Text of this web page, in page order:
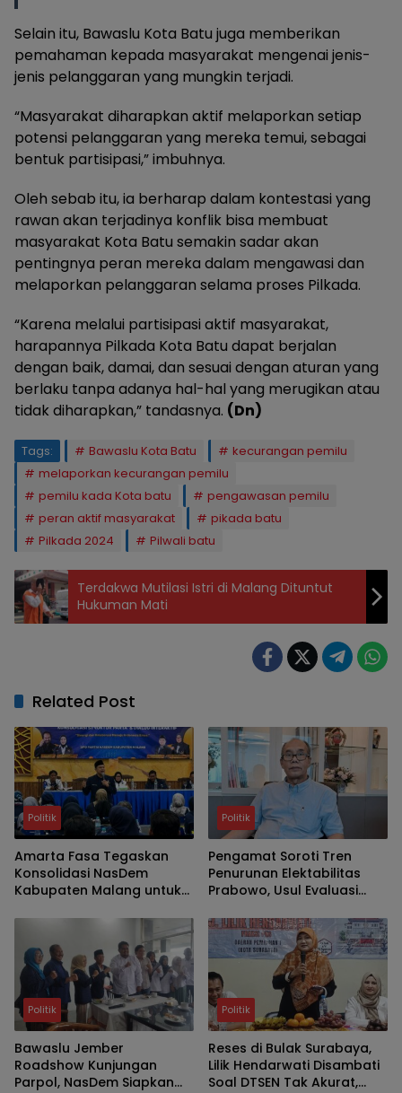
Selain itu, Bawaslu Kota Batu juga memberikan
pemahaman kepada masyarakat mengenai jenis-
jenis pelanggaran yang mungkin terjadi.
“Masyarakat diharapkan aktif melaporkan setiap
potensi pelanggaran yang mereka temui, sebagai
bentuk partisipasi,” imbuhnya.
Oleh sebab itu, ia berharap dalam kontestasi yang
rawan akan terjadinya konflik bisa membuat
masyarakat Kota Batu semakin sadar akan
pentingnya peran mereka dalam mengawasi dan
melaporkan pelanggaran selama proses Pilkada.
“Karena melalui partisipasi aktif masyarakat,
harapannya Pilkada Kota Batu dapat berjalan
dengan baik, damai, dan sesuai dengan aturan yang
berlaku tanpa adanya hal-hal yang merugikan atau
tidak diharapkan,” tandasnya. (Dn)
Tags: Bawaslu Kota Batu
kecurangan pemilu
melaporkan kecurangan pemilu
pemilu kada Kota batu
pengawasan pemilu
peran aktif masyarakat
pikada batu
Pilkada 2024
Pilwali batu
Terdakwa Mutilasi Istri di Malang Dituntut
Hukuman Mati
Related Post
Politik
Amarta Fasa Tegaskan
Konsolidasi NasDem
Kabupaten Malang untuk
dan Solutif
Politik
Pengamat Soroti Tren
Penurunan Elektabilitas
Prabowo, Usul Evaluasi
Politik
Bawaslu Jember
Roadshow Kunjungan
Parpol, NasDem Siapkan
Politik
Reses di Bulak Surabaya,
Lilik Hendarwati Disambati
Soal DTSEN Tak Akurat,